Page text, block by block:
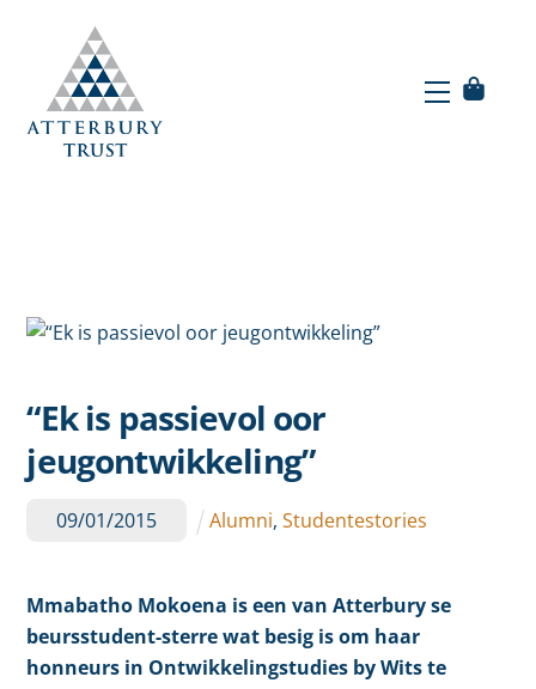
content
Menu
“Ek is passievol oor
jeugontwikkeling”
09/01/2015 Alumni,Studentestories
Mmabatho Mokoena is een van Atterbury se
beursstudent-sterre wat besig is om haar
honneurs in Ontwikkelingstudies by Wits te